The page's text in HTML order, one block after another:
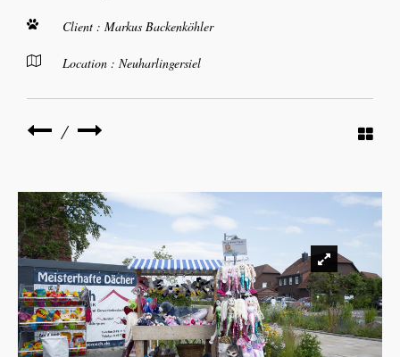
Client : Markus Backenköhler
Location : Neuharlingersiel
/